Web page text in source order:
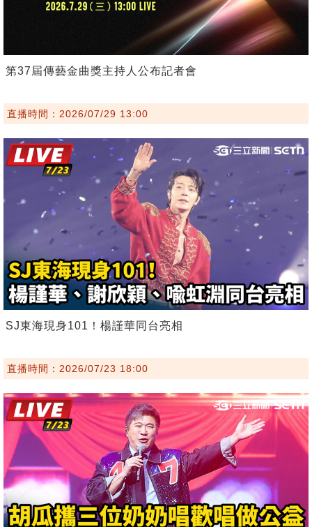
第37屆傳藝金曲獎主持人公布記者會
直播時間：2026/07/29 13:00
SJ東海現身101！楊謹華同台亮相
直播時間：2026/07/23 18:00